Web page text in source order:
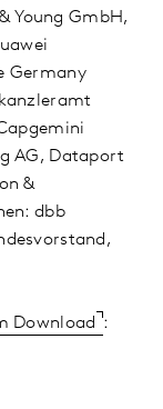
Young GmbH,
Germany
AG, Dataport
&
dbb
Download :